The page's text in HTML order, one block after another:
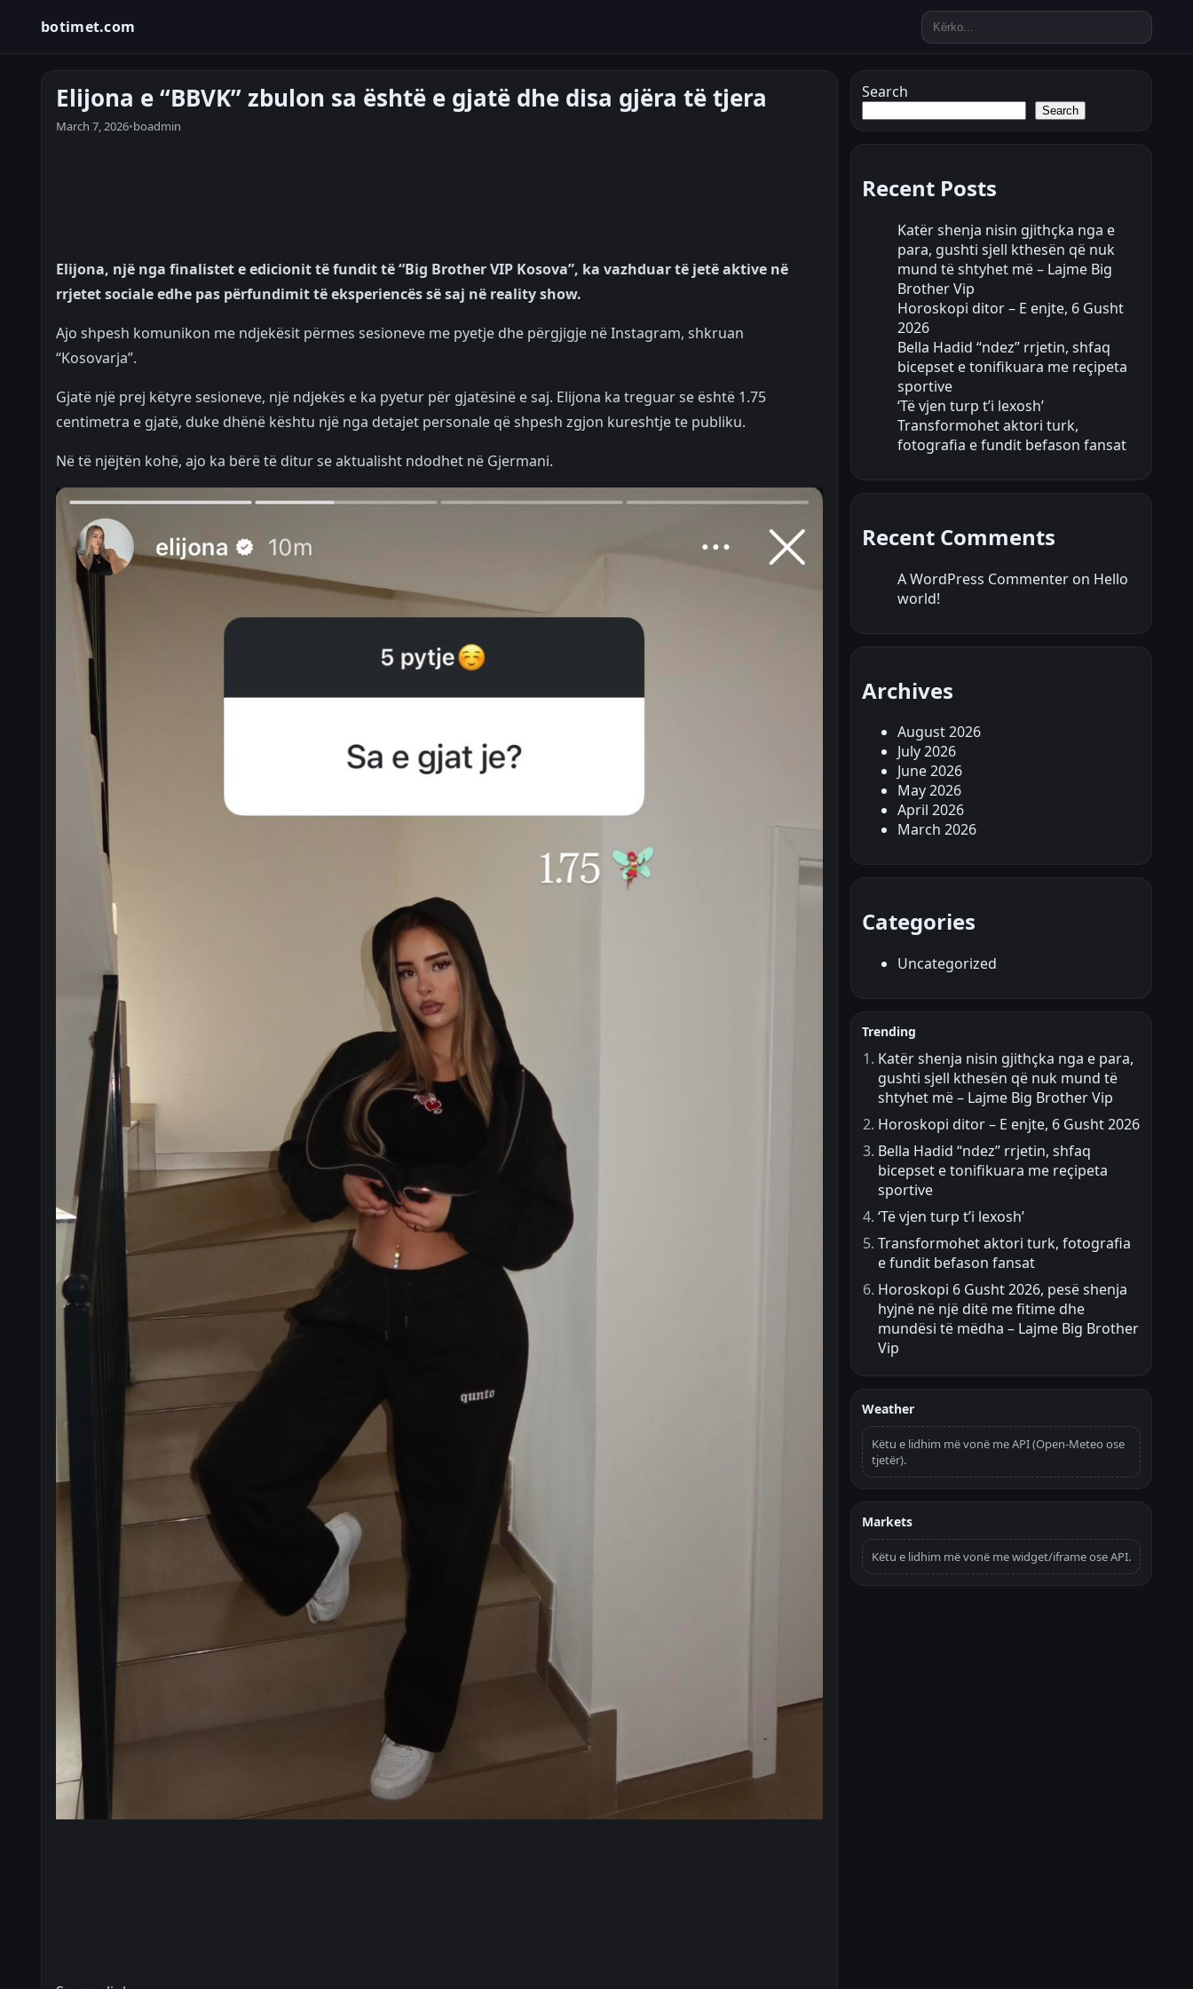
botimet.com
Elijona e “BBVK” zbulon sa është e gjatë dhe disa gjëra të tjera
March 7, 2026•boadmin
Elijona, një nga finalistet e edicionit të fundit të “Big Brother VIP Kosova”, ka vazhduar të jetë aktive në
rrjetet sociale edhe pas përfundimit të eksperiencës së saj në reality show.
Ajo shpesh komunikon me ndjekësit përmes sesioneve me pyetje dhe përgjigje në Instagram, shkruan
“Kosovarja”.
Gjatë një prej këtyre sesioneve, një ndjekës e ka pyetur për gjatësinë e saj. Elijona ka treguar se është 1.75
centimetra e gjatë, duke dhënë kështu një nga detajet personale që shpesh zgjon kureshtje te publiku.
Në të njëjtën kohë, ajo ka bërë të ditur se aktualisht ndodhet në Gjermani.
Search
Search
Recent Posts
Katër shenja nisin gjithçka nga e
para, gushti sjell kthesën që nuk
mund të shtyhet më – Lajme Big
Brother Vip
Horoskopi ditor – E enjte, 6 Gusht
2026
Bella Hadid “ndez” rrjetin, shfaq
bicepset e tonifikuara me reçipeta
sportive
‘Të vjen turp t’i lexosh’
Transformohet aktori turk,
fotografia e fundit befason fansat
Recent Comments
A WordPress Commenter on Hello
world!
Archives
August 2026
July 2026
June 2026
May 2026
April 2026
March 2026
Categories
Uncategorized
Trending
Katër shenja nisin gjithçka nga e para,
gushti sjell kthesën që nuk mund të
shtyhet më – Lajme Big Brother Vip
Horoskopi ditor – E enjte, 6 Gusht 2026
Bella Hadid “ndez” rrjetin, shfaq
bicepset e tonifikuara me reçipeta
sportive
‘Të vjen turp t’i lexosh’
Transformohet aktori turk, fotografia
e fundit befason fansat
Horoskopi 6 Gusht 2026, pesë shenja
hyjnë në një ditë me fitime dhe
mundësi të mëdha – Lajme Big Brother
Vip
Weather
Këtu e lidhim më vonë me API (Open-Meteo ose
tjetër).
Markets
Këtu e lidhim më vonë me widget/iframe ose API.